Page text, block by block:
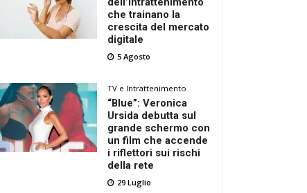
che trainano la
crescita del mercato
digitale
5 Agosto
TV e Intrattenimento
“Blue”: Veronica
Ursida debutta sul
grande schermo con
un film che accende
i riflettori sui rischi
della rete
29 Luglio